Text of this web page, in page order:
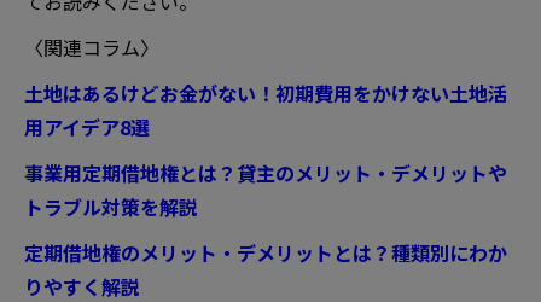
〈関連コラム〉
土地はあるけどお金がない！初期費用をかけない土地活
用アイデア8選
事業用定期借地権とは？貸主のメリット・デメリットや
トラブル対策を解説
定期借地権のメリット・デメリットとは？種類別にわか
りやすく解説